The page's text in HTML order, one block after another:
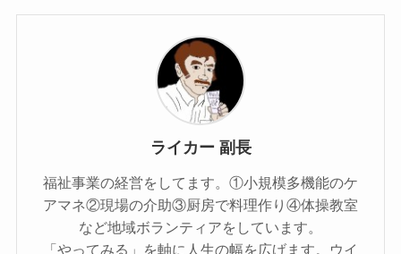
ライカー 副長
福祉事業の経営をしてます。①小規模多機能のケ
アマネ②現場の介助③厨房で料理作り④体操教室
など地域ボランティアをしています。
「やってみる」を軸に人生の幅を広げます。ウイ